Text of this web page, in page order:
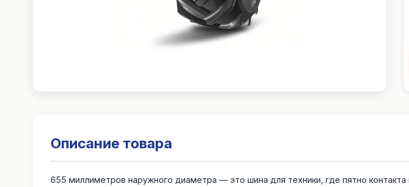
Описание товара
655 миллиметров наружного диаметра — это шина для техники, где пятно контакта